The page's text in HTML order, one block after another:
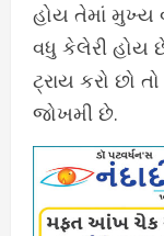
હોય તેમાં મુખ્ય
વધુ કેલેરી હોય
ટ્રાય કરો છો
જોખમી છે.